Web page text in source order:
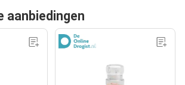
aanbiedingen